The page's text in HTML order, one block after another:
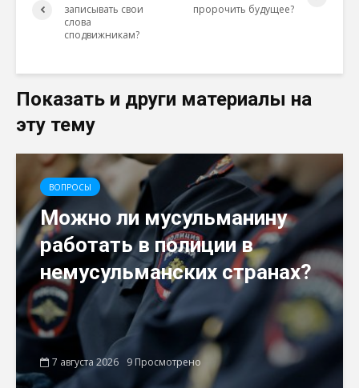
записывать свои
слова
сподвижникам?
пророчить будущее?
Показать и други материалы на
эту тему
ВОПРОСЫ
Можно ли мусульманину
работать в полиции в
немусульманских странах?
7 августа 2026 9 Просмотрено